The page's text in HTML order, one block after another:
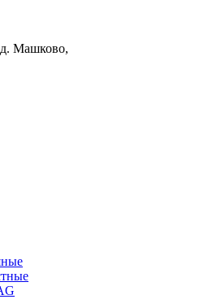
Машково,